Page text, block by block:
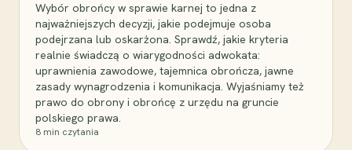
Wybór obrońcy w sprawie karnej to jedna z
najważniejszych decyzji, jakie podejmuje osoba
podejrzana lub oskarżona. Sprawdź, jakie kryteria
realnie świadczą o wiarygodności adwokata:
uprawnienia zawodowe, tajemnica obrończa, jawne
zasady wynagrodzenia i komunikacja. Wyjaśniamy też
prawo do obrony i obrońcę z urzędu na gruncie
polskiego prawa.
8 min czytania